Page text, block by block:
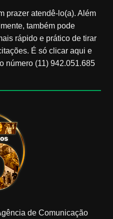
prazer atendê-lo(a). Além
também pode
rápido e prático de tirar
É só clicar aqui e
número (11) 942.051.685
de Comunicação